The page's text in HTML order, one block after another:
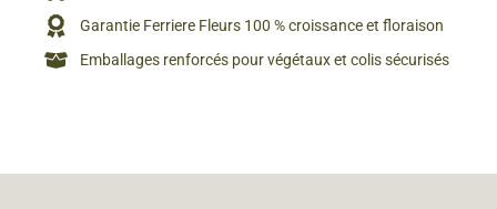
Garantie Ferriere Fleurs 100 % croissance et floraison
Emballages renforcés pour végétaux et colis sécurisés